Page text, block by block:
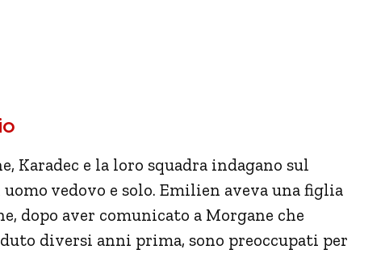
Karadec e la loro squadra indagano sul
vedovo e solo. Emilien aveva una figlia
dopo aver comunicato a Morgane che
diversi anni prima, sono preoccupati per